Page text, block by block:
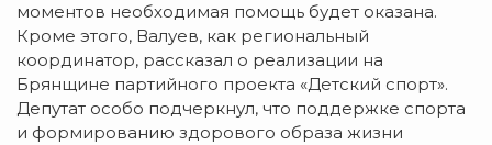
моментов необходимая помощь будет оказана.
Кроме этого, Валуев, как региональный
координатор, рассказал о реализации на
Брянщине партийного проекта «Детский спорт».
Депутат особо подчеркнул, что поддержке спорта
и формированию здорового образа жизни